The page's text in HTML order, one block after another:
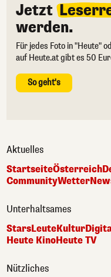
Jetzt
werden.
Für jedes Foto in "Heute"
auf Heute.at gibt es 50
So geht's
Aktuelles
StartseiteÖsterreich
CommunityWetter
Unterhaltsames
StarsLeuteKultur
Heute KinoHeute TV
Nützliches